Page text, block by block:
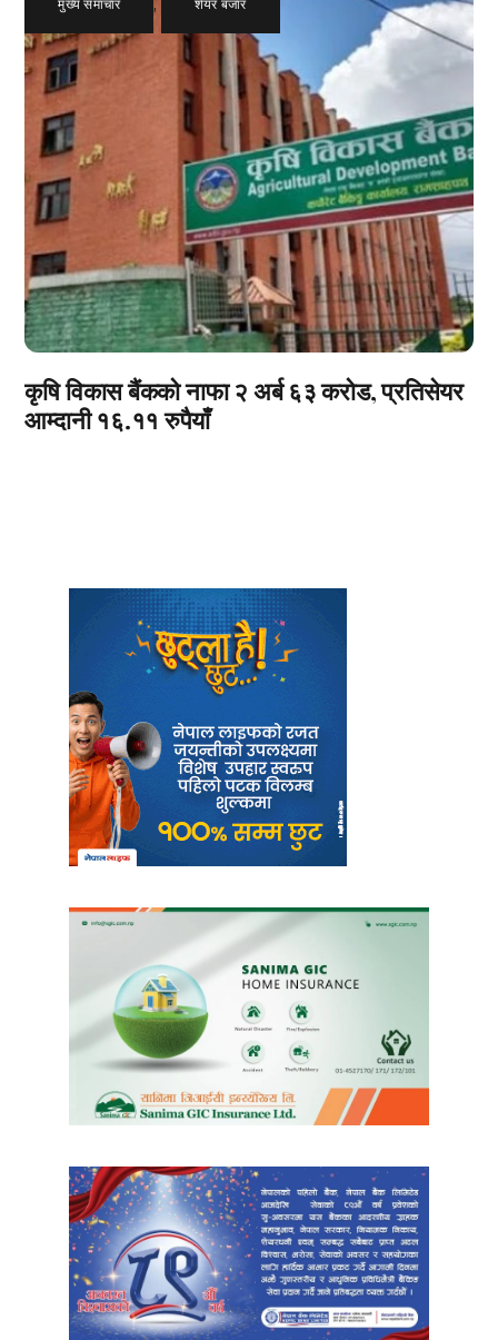
मुख्य समाचार , शेयर बजार
कृषि विकास बैंकको नाफा २ अर्ब ६३ करोड, प्रतिसेयर
आम्दानी १६.११ रुपैयाँ